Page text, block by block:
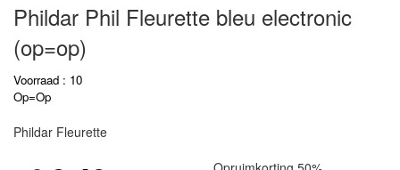
Phildar Phil Fleurette bleu electronic
(op=op)
Voorraad : 10
Op=Op
Phildar Fleurette